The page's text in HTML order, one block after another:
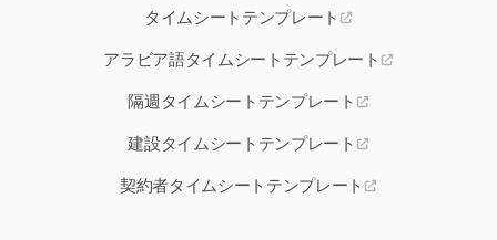
タイムシートテンプレート
アラビア語タイムシートテンプレート
隔週タイムシートテンプレート
建設タイムシートテンプレート
契約者タイムシートテンプレート